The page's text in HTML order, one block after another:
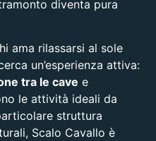
diventa pura
ama rilassarsi al sole
un’esperienza attiva:
tra le cave e
le attività ideali da
struttura
Scalo Cavallo è